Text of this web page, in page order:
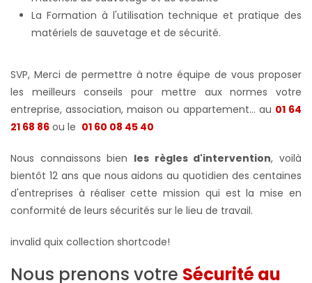
La Formation à l'utilisation technique et pratique des
matériels de sauvetage et de sécurité.
SVP, Merci de permettre à notre équipe de vous proposer
les meilleurs conseils pour mettre aux normes votre
entreprise, association, maison ou appartement... au 01 64
21 68 86 ou le 01 60 08 45 40
Nous connaissons bien les règles d'intervention, voilà
bientôt 12 ans que nous aidons au quotidien des centaines
d'entreprises à réaliser cette mission qui est la mise en
conformité de leurs sécurités sur le lieu de travail.
invalid quix collection shortcode!
Nous prenons votre Sécurité au